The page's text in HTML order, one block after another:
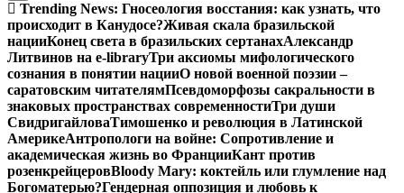
Trending News: Гносеология восстания: как узнать, что
происходит в Канудосе?Живая скала бразильской
нацииКонец света в бразильских сертанахАлександр
Литвинов на e-libraryТри аксиомы мифологического
сознания в понятии нацииО новой военной поэзии –
саратовским читателямПсевдоморфозы сакральности в
знаковых пространствах современностиТри души
СвидригайловаТимошенко и революция в Латинской
АмерикеАнтропологи на войне: Сопротивление и
академическая жизнь во ФранцииКант против
розенкрейцеровBloody Mary: коктейль или глумление над
Богоматерью?Гендерная оппозиция и любовь к